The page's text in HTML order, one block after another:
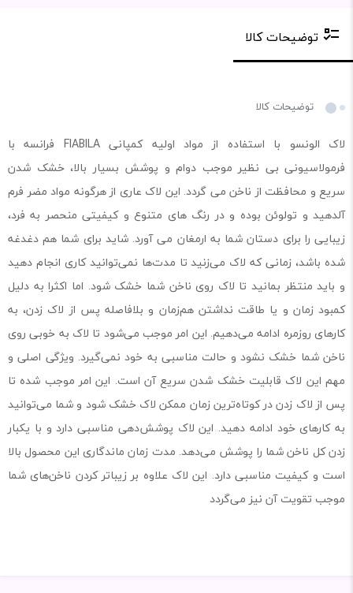
توضیحات کالا
توضیحات کالا
لاک الونسو با استفاده از مواد اولیه کمپانی FIABILA فرانسه با
فرمولاسیونی بی نظیر موجب دوام و پوشش بسیار بالا، خشک شدن
سریع و محافظت از ناخن می گردد. این لاک عاری از هرگونه مواد مضر فرم
آلدهید و تولوئن بوده و در رنگ های متنوع و کیفیتی منحصر به فرد،
زیبایی را برای دستان شما به ارمغان می آورد. شاید برای شما هم دغدغه
شده باشد، زمانی که لاک می‌زنید تا مدت‌ها نمی‌توانید کاری انجام دهید
و باید منتظر بمانید تا لاک روی ناخن شما خشک شود. اما اکثرا به دلیل
کمبود زمان و یا طاقت نداشتن هم‌زمان و بلافاصله پس از لاک زدن، به
کارهای روزمره ادامه می‌دهیم. این امر موجب می‌شود تا لاک به خوبی روی
ناخن شما خشک نشود و حالت مناسبی به خود نمی‌گیرد. ویژگی اصلی و
مهم این لاک قابلیت خشک شدن سریع آن است. این امر موجب شده تا
پس از لاک زدن در کوتاه‌ترین زمان ممکن لاک خشک شود و شما می‌توانید
به کارهای خود ادامه دهید. این لاک پوشش‌دهی مناسبی دارد و با یکبار
زدن کل ناخن شما را پوشش می‌دهد. مدت زمان ماندگاری این محصول بالا
است و کیفیت مناسبی دارد. این لاک علاوه بر زیباتر کردن ناخن‌های شما
موجب تقویت آن نیز می‌گردد